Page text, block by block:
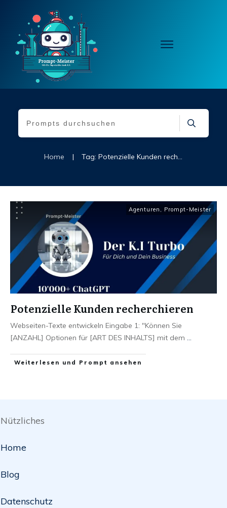
Home | Tag: Potenzielle Kunden recherchieren
Agenturen , Prompt-Meister
Potenzielle Kunden recherchieren
Webseiten-Texte entwickeln Eingabe 1: "Können Sie
[ANZAHL] Optionen für [ART DES INHALTS] mit dem ...
Weiterlesen und Prompt ansehen
Nützliches
Home
Blog
Datenschutz